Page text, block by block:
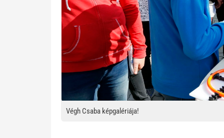
Végh Csaba képgalériája!